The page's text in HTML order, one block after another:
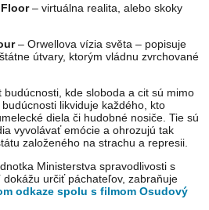
– virtuálna realita, alebo skoky
– Orwellova vízia světa – popisuje
útvary, ktorým vládnu zvrchované
budúcnosti, kde sloboda a cit sú mimo
likviduje každého, kto
diela či hudobné nosiče. Tie sú
vyvolávať emócie a ohrozujú tak
založeného na strachu a represii.
Ministerstva spravodlivosti s
určiť páchateľov, zabraňuje
odkaze spolu s filmom Osudový